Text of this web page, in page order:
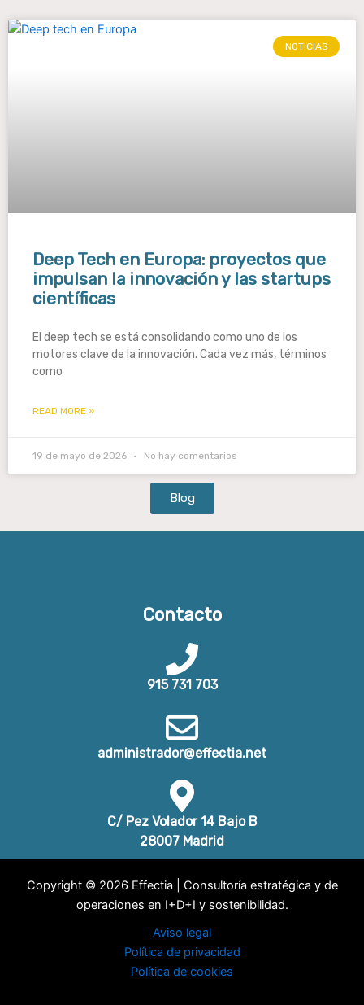
NOTICIAS
Deep Tech en Europa: proyectos que
impulsan la innovación y las startups
científicas
El deep tech se está consolidando como uno de los
motores clave de la innovación. Cada vez más, términos
como
READ MORE »
19 de mayo de 2026 No hay comentarios
Blog
Contacto
915 731 703
administrador@effectia.net
C/ Pez Volador 14 Bajo B
28007 Madrid
Copyright © 2026 Effectia | Consultoría estratégica y de
operaciones en I+D+I y sostenibilidad.
Aviso legal
Política de privacidad
Política de cookies